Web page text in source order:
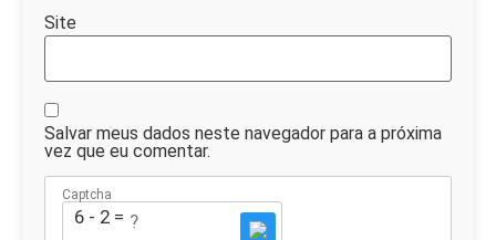
Site
Salvar meus dados neste navegador para a próxima
vez que eu comentar.
Captcha
6 - 2 = ?